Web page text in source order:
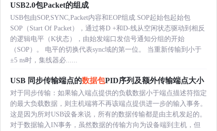
USB2.0包Packet的组成
USB包由SOP,SYNC,Packet内容和EOP组成.SOP起始包起始包
SOP（Start Of Packet），通过将D +和D-线从空闲状态驱动到相反
的逻辑电平（K状态），由始发端口发信号通知分组的开始
（SOP）。 电平的切换代表sync域的第一位。 当重新传输到小于
±5 ns时，集线器必......
USB 同步传输端点的数据包PID序列及额外传输端点大小
对于同步传输：如果输入端点提供的负载数据小于端点描述符指定
的最大负载数据，则主机端将不再该端点提供进一步的输入事务。
这是因为所对USB设备来说，所有的数据传输都是由主机发起的。
对于数据输入IN事务，虽然数据的传输方向为设备端到主机，但